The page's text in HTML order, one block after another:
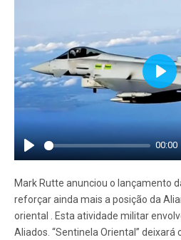
Play
00:00
Play
Mark Rutte anunciou o lançamento
reforçar ainda mais a posição da
oriental . Esta atividade militar
Aliados. “Sentinela Oriental” deixará